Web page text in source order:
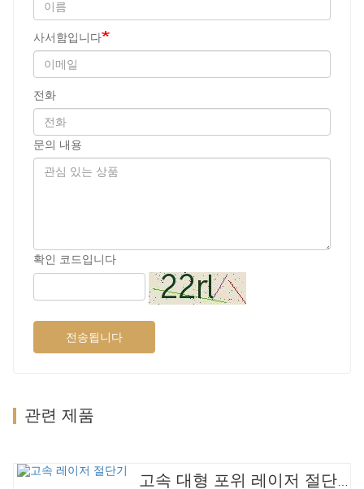
사서함입니다
전화
문의 내용
확인 코드입니다
전송됩니다
관련 제품